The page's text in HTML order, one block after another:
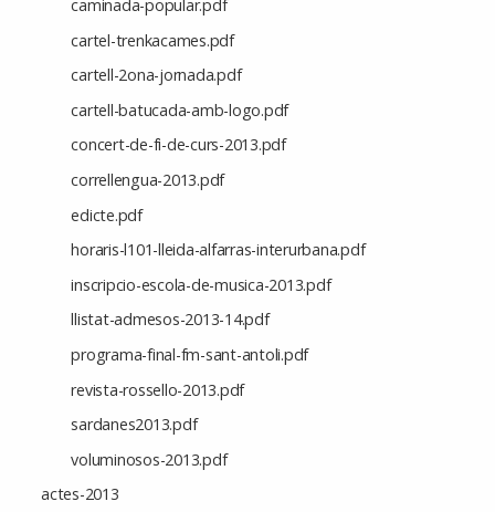
caminada-popular.pdf
cartel-trenkacames.pdf
cartell-2ona-jornada.pdf
cartell-batucada-amb-logo.pdf
concert-de-fi-de-curs-2013.pdf
correllengua-2013.pdf
edicte.pdf
horaris-l101-lleida-alfarras-interurbana.pdf
inscripcio-escola-de-musica-2013.pdf
llistat-admesos-2013-14.pdf
programa-final-fm-sant-antoli.pdf
revista-rossello-2013.pdf
sardanes2013.pdf
voluminosos-2013.pdf
actes-2013